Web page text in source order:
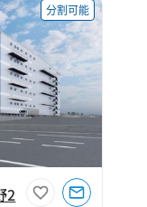
分割可能
2